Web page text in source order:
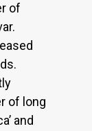
of
of long
and